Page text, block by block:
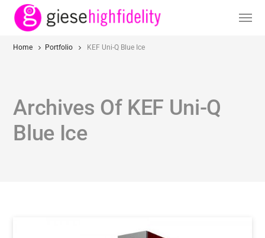
Home Portfolio KEF Uni-Q Blue Ice
Archives Of KEF Uni-Q
Blue Ice